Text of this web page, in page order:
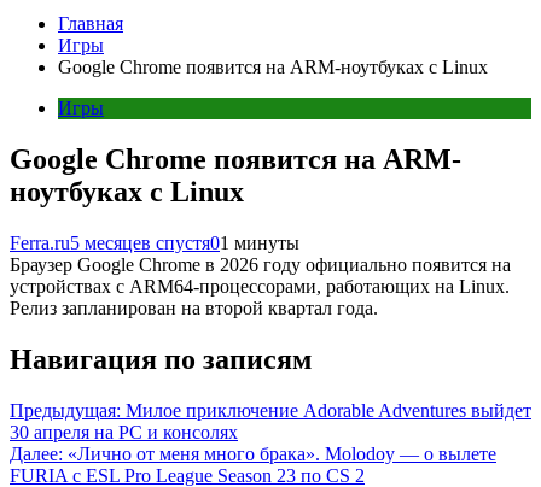
Главная
Игры
Google Chrome появится на ARM-ноутбуках с Linux
Игры
Google Chrome появится на ARM-
ноутбуках с Linux
Ferra.ru5 месяцев спустя01 минуты
Браузер Google Chrome в 2026 году официально появится на
устройствах с ARM64-процессорами, работающих на Linux.
Релиз запланирован на второй квартал года.
Навигация по записям
Предыдущая: Милое приключение Adorable Adventures выйдет
30 апреля на PC и консолях
Далее: «Лично от меня много брака». Molodoy — о вылете
FURIA с ESL Pro League Season 23 по CS 2